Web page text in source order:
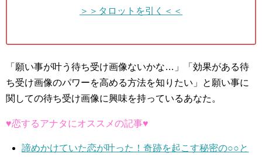
＞＞タロットを引く＜＜
「願い事が叶う待ち受け画像ないかな…」「効果がある待
ち受け画像のパワーを高める方法を知りたい」と願い事に
関しての待ち受け画像に興味を持っているあなた。
♥恋するアナタにオススメの記事♥
諦めかけていた恋が叶った！奇跡を起こす秘密の○○と